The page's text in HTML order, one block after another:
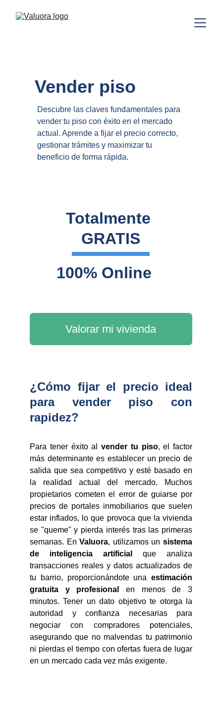
Vender piso
Descubre las claves fundamentales para
vender tu piso con éxito en el mercado
actual. Aprende a fijar el precio correcto,
gestionar trámites y maximizar tu
beneficio de forma rápida.
Totalmente
GRATIS
Valorar mi vivienda
100% Online
¿Cómo fijar el precio ideal
para vender piso con
rapidez?
Para tener éxito al vender tu piso, el factor
más determinante es establecer un precio de
salida que sea competitivo y esté basado en
la realidad actual del mercado. Muchos
propietarios cometen el error de guiarse por
precios de portales inmobiliarios que suelen
estar inflados, lo que provoca que la vivienda
se "queme" y pierda interés tras las primeras
semanas. EnValuora, utilizamos un sistema
de
inteligencia artificial
que analiza
transacciones reales y datos actualizados de
tu barrio, proporcionándote una estimación
gratuita y profesional
en menos de 3
minutos. Tener un dato objetivo te otorga la
autoridad y confianza necesarias para
negociar con compradores potenciales,
asegurando que no malvendas tu patrimonio
ni pierdas el tiempo con ofertas fuera de lugar
en un mercado cada vez más exigente.